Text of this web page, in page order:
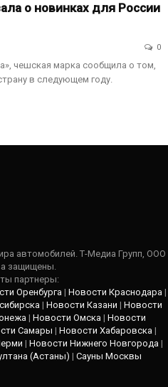
о новинках для России
0
чешская марка сообщила о том,
в следующем году.
автомобилей. Т-Медиа Групп, ООО
защищены.
партнеры:
Оренбурга | Новости Краснодара |
| Новости Казани | Новости
| Новости Омска | Новости
Самары | Новости Хабаровска |
| Новости Нижнего Новгорода |
(Астаны) | Сауны Москвы